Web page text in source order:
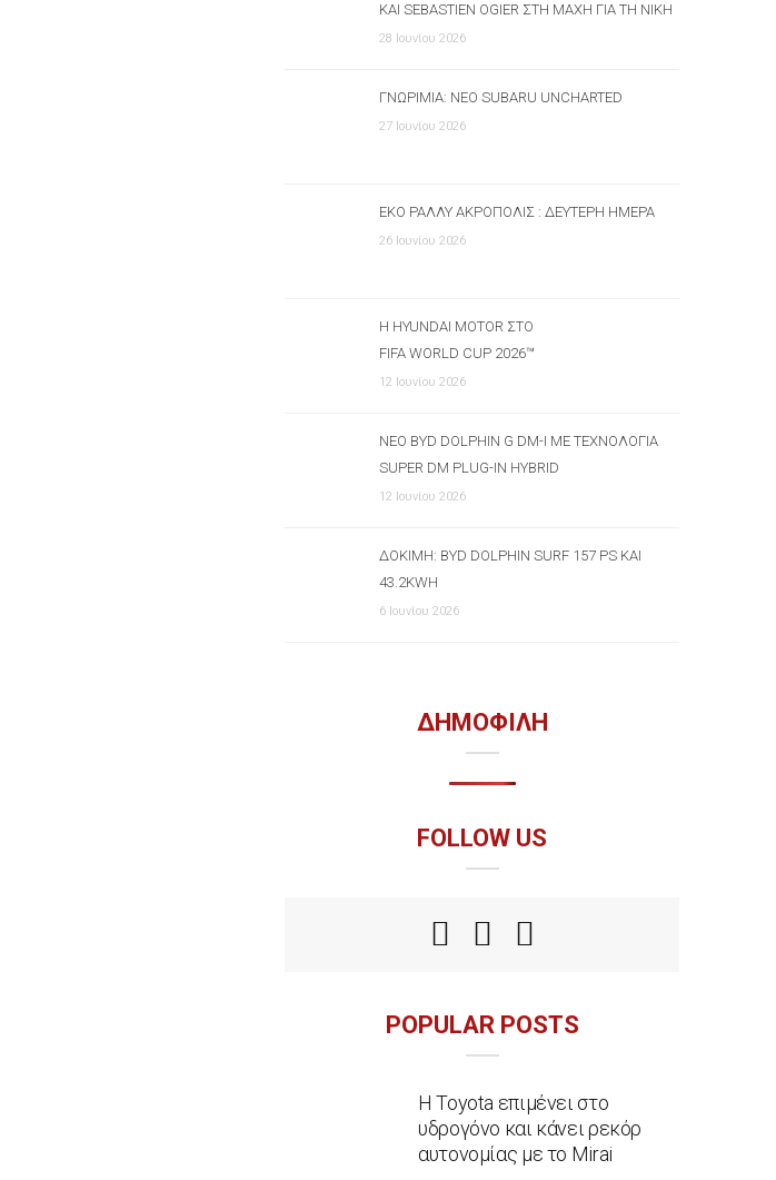
ΚΑΙ SEBASTIEN OGIER ΣΤΗ ΜΆΧΗ ΓΙΑ ΤΗ ΝΊΚΗ
28 Ιουνίου 2026
ΓΝΩΡΙΜΊΑ: ΝΈΟ SUBARU UNCHARTED
27 Ιουνίου 2026
ΕΚΟ ΡΆΛΛΥ ΑΚΡΌΠΟΛΙΣ : ΔΕΎΤΕΡΗ ΗΜΈΡΑ
26 Ιουνίου 2026
Η HYUNDAI MOTOR ΣΤΟ
FIFA WORLD CUP 2026™
12 Ιουνίου 2026
ΝΈΟ BYD DOLPHIN G DM-I ΜΕ ΤΕΧΝΟΛΟΓΊΑ
SUPER DM PLUG-IN HYBRID
12 Ιουνίου 2026
ΔΟΚΙΜΉ: BYD DOLPHIN SURF 157 PS ΚΑΙ
43.2KWH
6 Ιουνίου 2026
ΔΗΜΟΦΙΛΗ
FOLLOW US
POPULAR POSTS
Η Toyota επιμένει στο
υδρογόνο και κάνει ρεκόρ
αυτονομίας με το Mirai